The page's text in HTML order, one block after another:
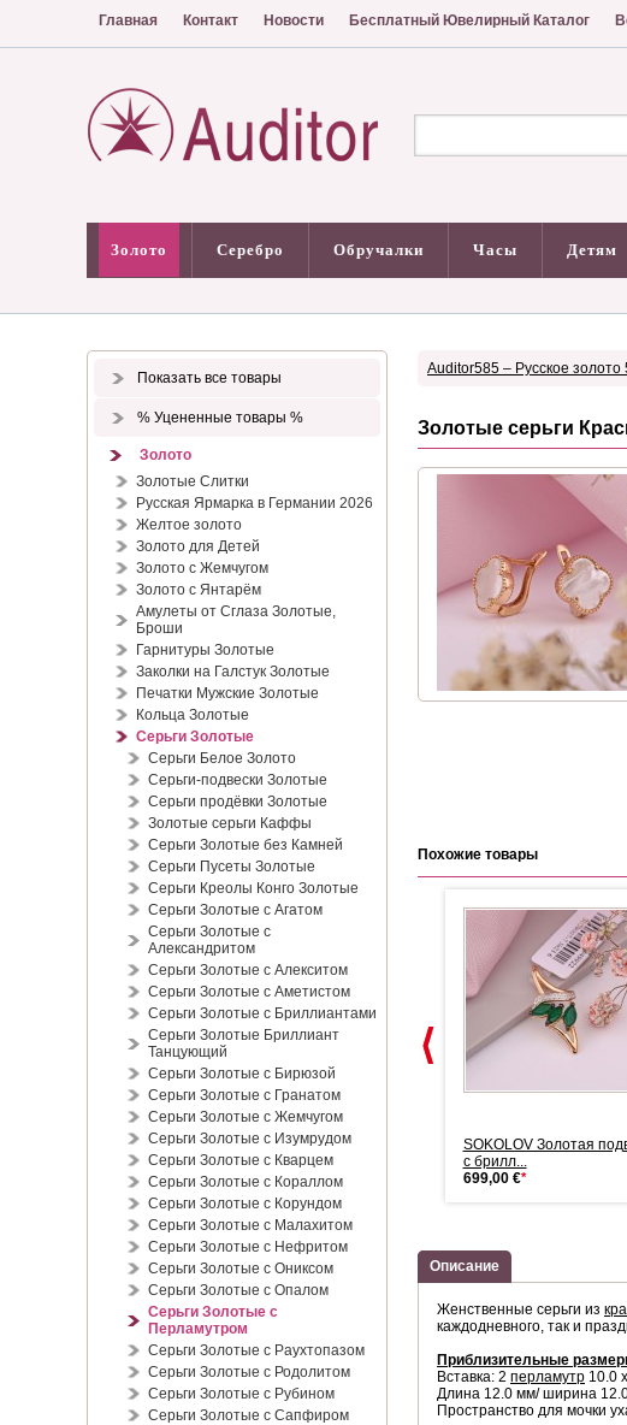
Главная Контакт Новости Бесплатный Ювелирный Каталог
Золото Серебро Обручалки Часы Детям
Показать все товары
% Уцененные товары %
Золото
Золотые Слитки
Русская Ярмарка в Германии 2026
Желтое золото
Золото для Детей
Золото с Жемчугом
Золото с Янтарём
Амулеты от Сглаза Золотые,
Броши
Гарнитуры Золотые
Заколки на Галстук Золотые
Печатки Мужские Золотые
Кольца Золотые
Серьги Золотые
Серьги Белое Золото
Серьги-подвески Золотые
Серьги продёвки Золотые
Золотые серьги Каффы
Серьги Золотые без Камней
Серьги Пусеты Золотые
Серьги Креолы Конго Золотые
Серьги Золотые с Агатом
Серьги Золотые с
Александритом
Серьги Золотые с Алекситом
Серьги Золотые с Аметистом
Серьги Золотые с Бриллиантами
Серьги Золотые Бриллиант
Танцующий
Серьги Золотые с Бирюзой
Серьги Золотые с Гранатом
Серьги Золотые с Жемчугом
Серьги Золотые с Изумрудом
Серьги Золотые с Кварцем
Серьги Золотые с Кораллом
Серьги Золотые с Корундом
Серьги Золотые с Малахитом
Серьги Золотые с Нефритом
Серьги Золотые с Ониксом
Серьги Золотые с Опалом
Серьги Золотые с
Перламутром
Серьги Золотые с Раухтопазом
Серьги Золотые с Родолитом
Серьги Золотые с Рубином
Серьги Золотые с Сапфиром
Auditor585 – Русское
Золотые серьги
Похожие товары
подвеска икона
Золотые подвески 585
Фианиты
155,00 €*
SOKOLOV Золотая
с брилл...
699,00 €*
Описание
Женственные серьги из
каждодневного, так и
Приблизительные
Вставка: 2 перламутр 10.0
Длина 12.0 мм/ ширина
Пространство для мочки